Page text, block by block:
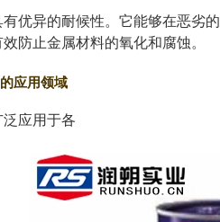
优异的耐候性。它能够在恶劣
防止金属材料的氧化和腐蚀。
应用领域
应用于各